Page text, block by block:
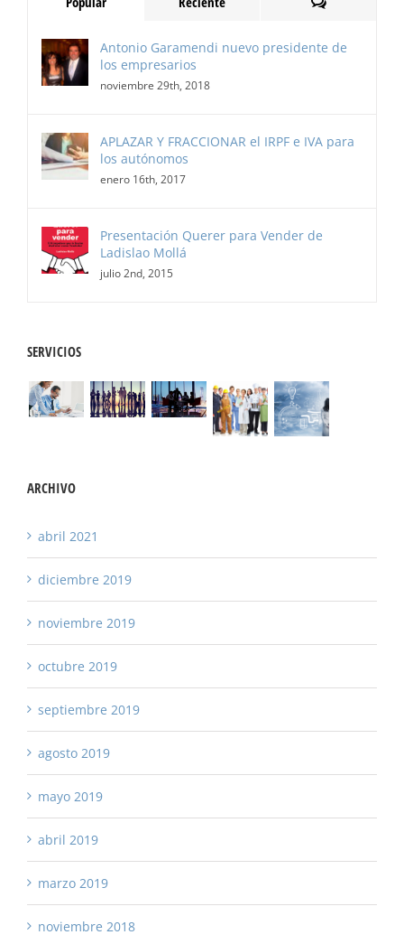
Antonio Garamendi nuevo presidente de
los empresarios
noviembre 29th, 2018
APLAZAR Y FRACCIONAR el IRPF e IVA para
los autónomos
enero 16th, 2017
Presentación Querer para Vender de
Ladislao Mollá
julio 2nd, 2015
SERVICIOS
ARCHIVO
abril 2021
diciembre 2019
noviembre 2019
octubre 2019
septiembre 2019
agosto 2019
mayo 2019
abril 2019
marzo 2019
noviembre 2018